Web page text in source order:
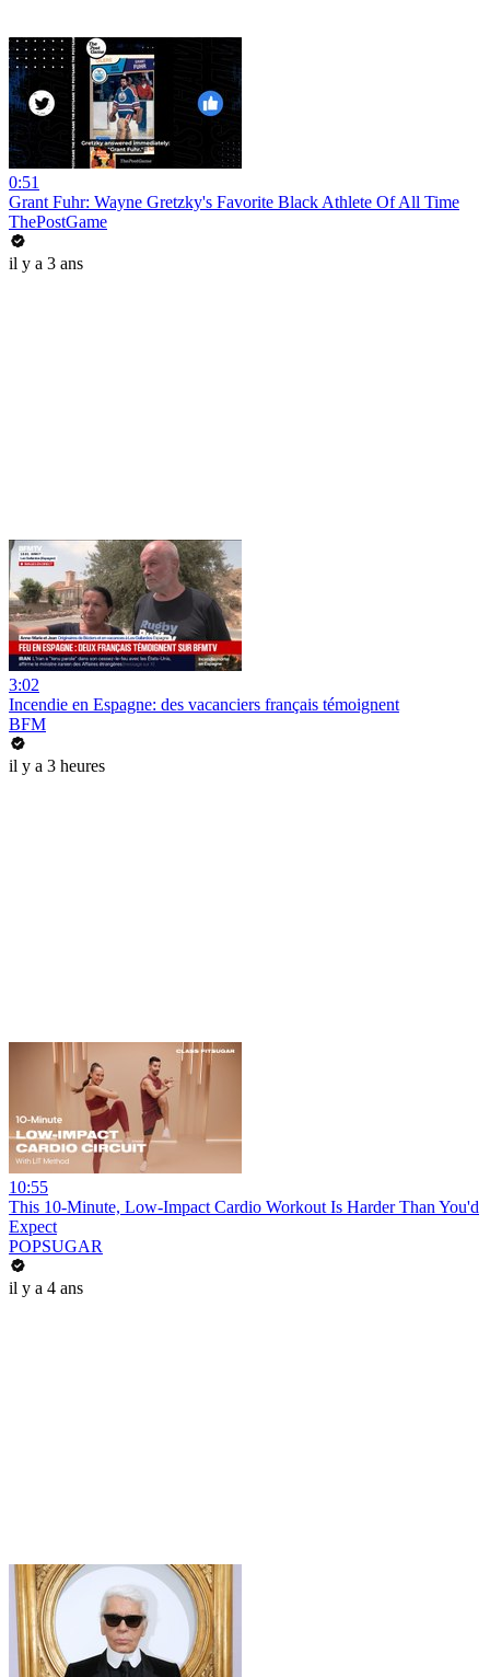
0:51
Grant Fuhr: Wayne Gretzky's Favorite Black Athlete Of All Time
ThePostGame
il y a 3 ans
3:02
Incendie en Espagne: des vacanciers français témoignent
BFM
il y a 3 heures
10:55
This 10-Minute, Low-Impact Cardio Workout Is Harder Than You'd
Expect
POPSUGAR
il y a 4 ans